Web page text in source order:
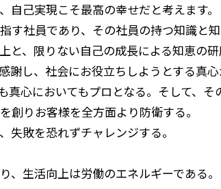
己実現こそ最高の幸せだと考えます。
す社員であり、その社員の持つ知識と知
と、限りない自己の成長による知恵の
謝し、社会にお役立ちしようとする真
真心においてもプロとなる。そして、
創りお客様を全方面より防衛する。
失敗を恐れずチャレンジする。
、生活向上は労働のエネルギーである。